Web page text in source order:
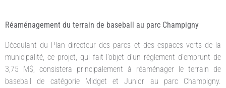
Réaménagement du terrain de baseball au parc Champigny
Découlant du Plan directeur des parcs et des espaces verts de la
municipalité, ce projet, qui fait l’objet d’un règlement d’emprunt de
3,75 M$, consistera principalement à réaménager le terrain de
baseball de catégorie Midget et Junior au parc Champigny.